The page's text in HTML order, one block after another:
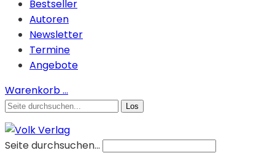
Bestseller
Autoren
Newsletter
Termine
Angebote
Warenkorb…
Seite durchsuchen...